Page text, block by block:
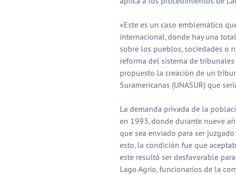
«Este es un caso emblemático
internacional, donde hay una
sobre los pueblos, sociedades o
reforma del sistema de
propuesto la creación de un
Suramericanas (UNASUR) que
La demanda privada de la
en 1993, donde durante nueve
que sea enviado para ser
esto, la condición fue que
este resultó ser desfavorable
Lago Agrio, funcionarios de la